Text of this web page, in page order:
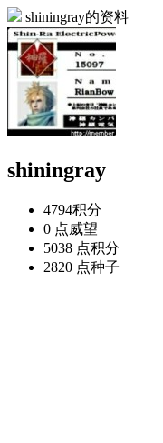
shiningray的资料
shiningray
4794积分
0 点威望
5038 点积分
2820 点种子